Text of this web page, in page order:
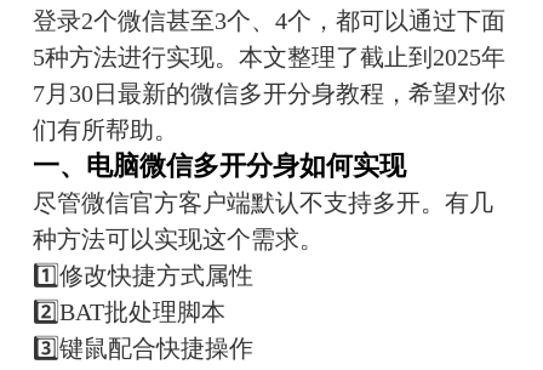
登录2个微信甚至3个、4个，都可以通过下面
5种方法进行实现。本文整理了截止到2025年
7月30日最新的微信多开分身教程，希望对你
们有所帮助。
一、电脑微信多开分身如何实现
尽管微信官方客户端默认不支持多开。有几
种方法可以实现这个需求。
1️⃣修改快捷方式属性
2️⃣BAT批处理脚本
3️⃣键鼠配合快捷操作